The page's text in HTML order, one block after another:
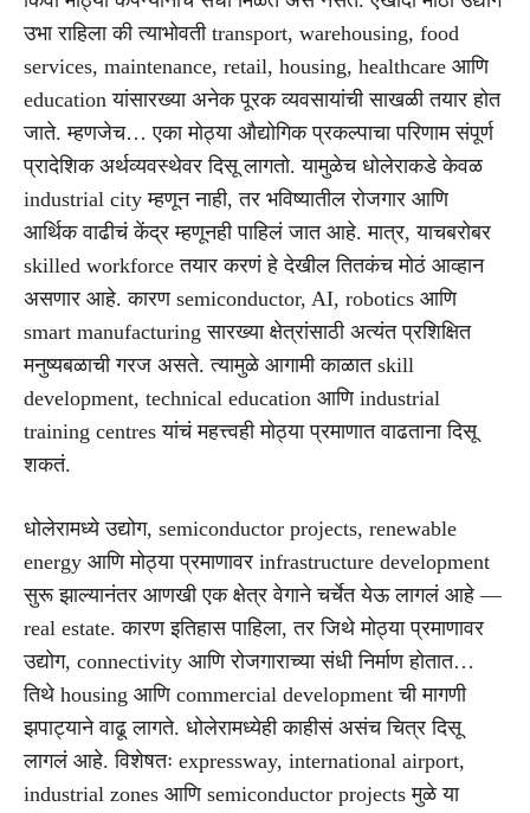
उभा राहिला की त्याभोवती transport, warehousing, food
services, maintenance, retail, housing, healthcare आणि
education यांसारख्या अनेक पूरक व्यवसायांची साखळी तयार होत
जाते. म्हणजेच… एका मोठ्या औद्योगिक प्रकल्पाचा परिणाम संपूर्ण
प्रादेशिक अर्थव्यवस्थेवर दिसू लागतो. यामुळेच धोलेराकडे केवळ
industrial city म्हणून नाही, तर भविष्यातील रोजगार आणि
आर्थिक वाढीचं केंद्र म्हणूनही पाहिलं जात आहे. मात्र, याचबरोबर
skilled workforce तयार करणं हे देखील तितकंच मोठं आव्हान
असणार आहे. कारण semiconductor, AI, robotics आणि
smart manufacturing सारख्या क्षेत्रांसाठी अत्यंत प्रशिक्षित
मनुष्यबळाची गरज असते. त्यामुळे आगामी काळात skill
development, technical education आणि industrial
training centres यांचं महत्त्वही मोठ्या प्रमाणात वाढताना दिसू
शकतं.
धोलेरामध्ये उद्योग, semiconductor projects, renewable
energy आणि मोठ्या प्रमाणावर infrastructure development
सुरू झाल्यानंतर आणखी एक क्षेत्र वेगाने चर्चेत येऊ लागलं आहे —
real estate. कारण इतिहास पाहिला, तर जिथे मोठ्या प्रमाणावर
उद्योग, connectivity आणि रोजगाराच्या संधी निर्माण होतात…
तिथे housing आणि commercial development ची मागणी
झपाट्याने वाढू लागते. धोलेरामध्येही काहीसं असंच चित्र दिसू
लागलं आहे. विशेषतः expressway, international airport,
industrial zones आणि semiconductor projects मुळे या